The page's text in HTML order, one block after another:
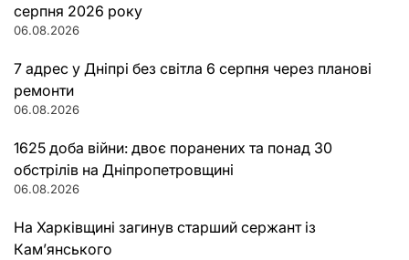
серпня 2026 року
06.08.2026
7 адрес у Дніпрі без світла 6 серпня через планові
ремонти
06.08.2026
1625 доба війни: двоє поранених та понад 30
обстрілів на Дніпропетровщині
06.08.2026
На Харківщині загинув старший сержант із
Кам’янського